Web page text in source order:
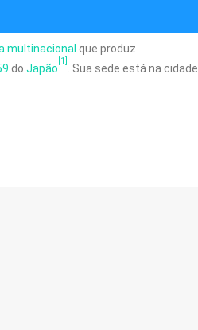
multinacional que produz
do Japão
[1]
. Sua sede está na cidade